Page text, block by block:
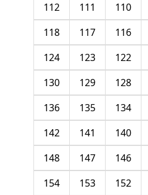
110
111
112
116
117
118
122
123
124
128
129
130
134
135
136
140
141
142
146
147
148
152
153
154